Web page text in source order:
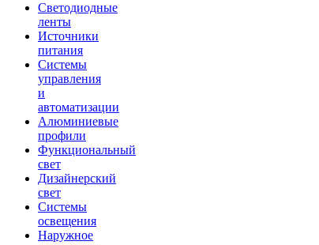
Светодиодные
ленты
Источники
питания
Системы
управления
и
автоматизации
Алюминиевые
профили
Функциональный
свет
Дизайнерский
свет
Системы
освещения
Наружное